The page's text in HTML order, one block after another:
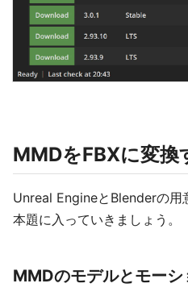
MMDをFBXに変換
Unreal EngineとBlenderの用
本題に入っていきましょう。
MMDのモデルとモーシ